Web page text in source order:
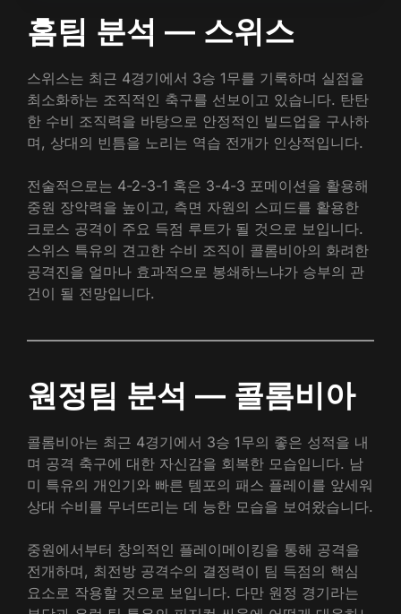
홈팀 분석 — 스위스
스위스는 최근 4경기에서 3승 1무를 기록하며 실점을
최소화하는 조직적인 축구를 선보이고 있습니다. 탄탄
한 수비 조직력을 바탕으로 안정적인 빌드업을 구사하
며, 상대의 빈틈을 노리는 역습 전개가 인상적입니다.
전술적으로는 4-2-3-1 혹은 3-4-3 포메이션을 활용해
중원 장악력을 높이고, 측면 자원의 스피드를 활용한
크로스 공격이 주요 득점 루트가 될 것으로 보입니다.
스위스 특유의 견고한 수비 조직이 콜롬비아의 화려한
공격진을 얼마나 효과적으로 봉쇄하느냐가 승부의 관
건이 될 전망입니다.
원정팀 분석 — 콜롬비아
콜롬비아는 최근 4경기에서 3승 1무의 좋은 성적을 내
며 공격 축구에 대한 자신감을 회복한 모습입니다. 남
미 특유의 개인기와 빠른 템포의 패스 플레이를 앞세워
상대 수비를 무너뜨리는 데 능한 모습을 보여왔습니다.
중원에서부터 창의적인 플레이메이킹을 통해 공격을
전개하며, 최전방 공격수의 결정력이 팀 득점의 핵심
요소로 작용할 것으로 보입니다. 다만 원정 경기라는